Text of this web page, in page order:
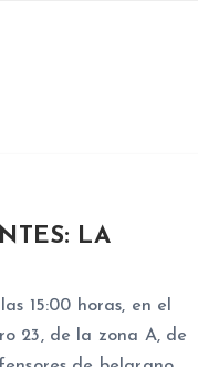
LA
15:00 horas, en el
23, de la zona A, de